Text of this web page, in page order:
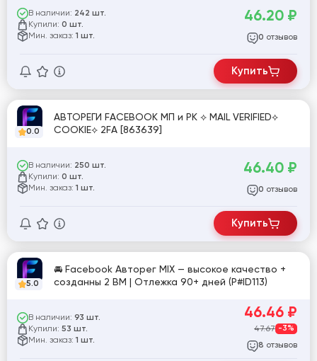
В наличии: 242 шт.
Купили: 0 шт.
Мин. заказ: 1 шт.
46.20 ₽
0 отзывов
Купить
0.0
АВТОРЕГИ FACEBOOK МП и РК ⟡ MAIL VERIFIED⟡
COOKIE⟡ 2FA [863639]
В наличии: 250 шт.
Купили: 0 шт.
Мин. заказ: 1 шт.
46.40 ₽
0 отзывов
Купить
5.0
🚘 Facebook Авторег MIX — высокое качество +
созданны 2 BM | Отлежка 90+ дней (P#ID113)
В наличии: 93 шт.
Купили: 53 шт.
Мин. заказ: 1 шт.
46.46 ₽
47.67 -3%
8 отзывов